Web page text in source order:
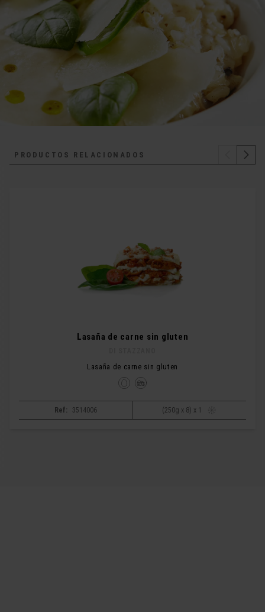
PRODUCTOS RELACIONADOS
Lasaña de carne sin gluten
Lasaña de carne sin gluten
Ref: 3514006 (250g x 8) x 1